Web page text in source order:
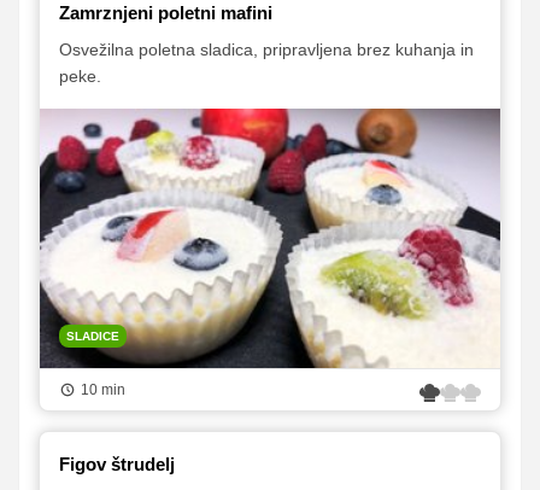
Zamrznjeni poletni mafini
Osvežilna poletna sladica, pripravljena brez kuhanja in
peke.
SLADICE
10 min
Figov štrudelj